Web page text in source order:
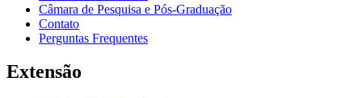
Câmara de Pesquisa e Pós-Graduação
Contato
Perguntas Frequentes
Extensão